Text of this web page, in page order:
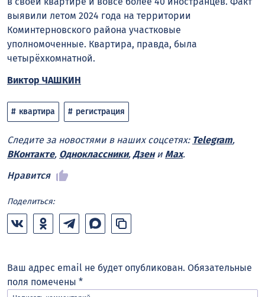
выявили летом 2024 года на территории
Коминтерновского района участковые
уполномоченные. Квартира, правда, была
четырёхкомнатной.
Виктор ЧАШКИН
квартира регистрация
Следите за новостями в наших соцсетях: Telegram,
ВКонтакте, Одноклассники, Дзени Max.
Нравится
Поделиться:
Ваш адрес email не будет опубликован. Обязательные
поля помечены *